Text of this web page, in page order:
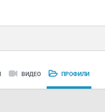
ВИДЕО ПРОФИЛИ